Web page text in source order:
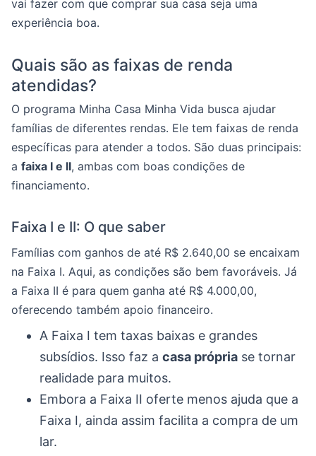
vai fazer com que comprar sua casa seja uma
experiência boa.
Quais são as faixas de renda
atendidas?
O programa Minha Casa Minha Vida busca ajudar
famílias de diferentes rendas. Ele tem faixas de renda
específicas para atender a todos. São duas principais:
a faixa I e II, ambas com boas condições de
financiamento.
Faixa I e II: O que saber
Famílias com ganhos de até R$ 2.640,00 se encaixam
na Faixa I. Aqui, as condições são bem favoráveis. Já
a Faixa II é para quem ganha até R$ 4.000,00,
oferecendo também apoio financeiro.
A Faixa I tem taxas baixas e grandes
subsídios. Isso faz a casa própria se tornar
realidade para muitos.
Embora a Faixa II oferte menos ajuda que a
Faixa I, ainda assim facilita a compra de um
lar.